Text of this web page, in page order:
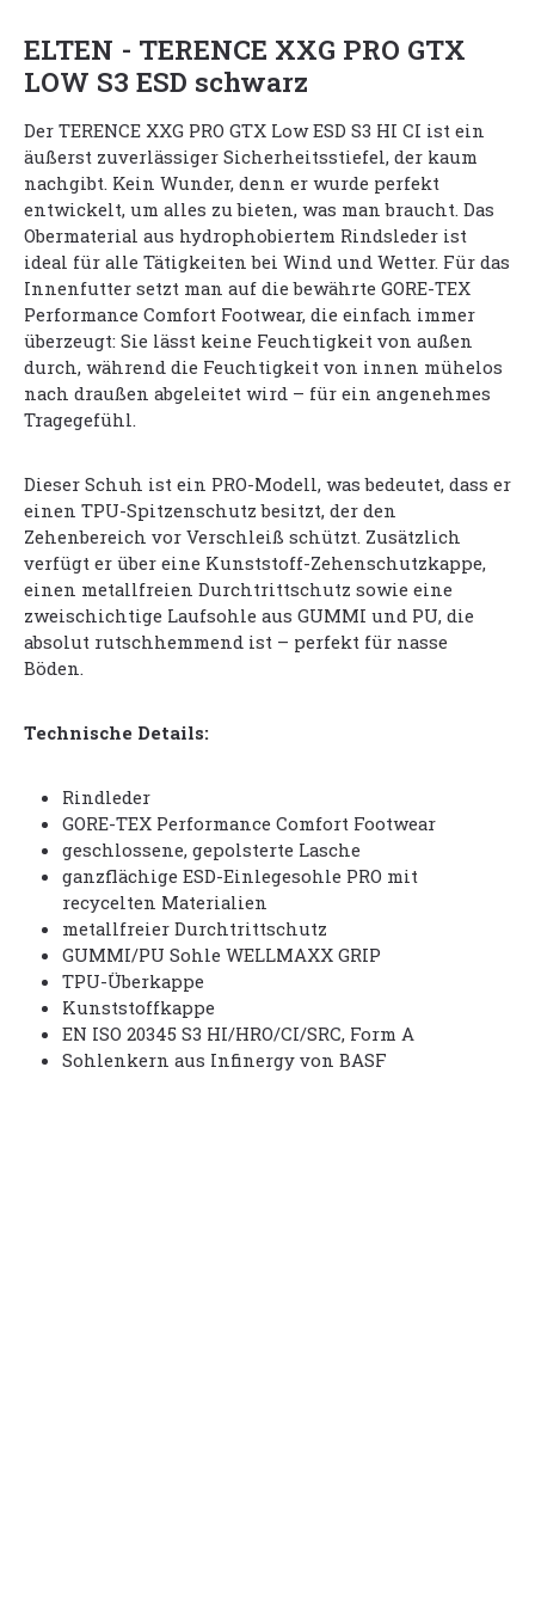
ELTEN - TERENCE XXG PRO GTX
LOW S3 ESD schwarz
Der TERENCE XXG PRO GTX Low ESD S3 HI CI ist ein
äußerst zuverlässiger Sicherheitsstiefel, der kaum
nachgibt. Kein Wunder, denn er wurde perfekt
entwickelt, um alles zu bieten, was man braucht. Das
Obermaterial aus hydrophobiertem Rindsleder ist
ideal für alle Tätigkeiten bei Wind und Wetter. Für das
Innenfutter setzt man auf die bewährte GORE-TEX
Performance Comfort Footwear, die einfach immer
überzeugt: Sie lässt keine Feuchtigkeit von außen
durch, während die Feuchtigkeit von innen mühelos
nach draußen abgeleitet wird – für ein angenehmes
Tragegefühl.
Dieser Schuh ist ein PRO-Modell, was bedeutet, dass er
einen TPU-Spitzenschutz besitzt, der den
Zehenbereich vor Verschleiß schützt. Zusätzlich
verfügt er über eine Kunststoff-Zehenschutzkappe,
einen metallfreien Durchtrittschutz sowie eine
zweischichtige Laufsohle aus GUMMI und PU, die
absolut rutschhemmend ist – perfekt für nasse
Böden.
Technische Details:
Rindleder
GORE-TEX Performance Comfort Footwear
geschlossene, gepolsterte Lasche
ganzflächige ESD-Einlegesohle PRO mit
recycelten Materialien
metallfreier Durchtrittschutz
GUMMI/PU Sohle WELLMAXX GRIP
TPU-Überkappe
Kunststoffkappe
EN ISO 20345 S3 HI/HRO/CI/SRC, Form A
Sohlenkern aus Infinergy von BASF